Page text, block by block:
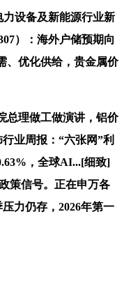
设备及新能源行业新
）：海外户储预期向
、优化供给，贵金属价
理做工做演讲，铝价
业周报：“六张网”利
，全球AI...[细致]
策信号。正在申万各
力仍存，2026年第一